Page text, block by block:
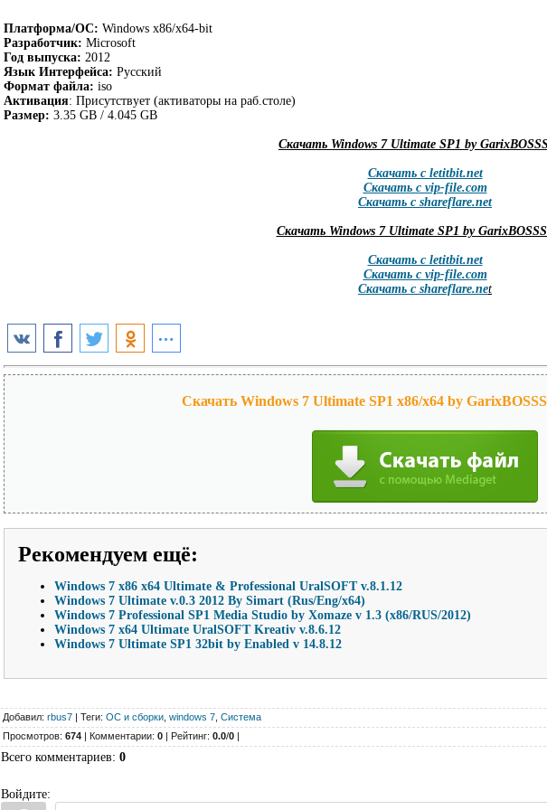
Платформа/ОС: Windows х86/х64-bit
Разработчик: Microsoft
Год выпуска: 2012
Язык Интерфейса: Русский
Формат файла: iso
Активация: Присутствует (активаторы на раб.столе)
Размер: 3.35 GB / 4.045 GB
Скачать Windows 7 Ultimate SP1 by
Скачать с letitbit.net
Скачать с vip-file.com
Скачать с shareflare.net
Скачать Windows 7 Ultimate SP1 by
Скачать с letitbit.net
Скачать с vip-file.com
Скачать с shareflare.net
Скачать Windows 7 Ultimate SP1 x86/x64 by
Рекомендуем ещё:
Windows 7 x86 x64 Ultimate & Professional UralSOFT v.8.1.12
Windows 7 Ultimate v.0.3 2012 By Simart (Rus/Eng/x64)
Windows 7 Professional SP1 Media Studio by Xomaze v 1.3 (х86/RUS/2012)
Windows 7 x64 Ultimate UralSOFT Kreativ v.8.6.12
Windows 7 Ultimate SP1 32bit by Enabled v 14.8.12
Добавил: rbus7 | Теги: ОС и сборки windows 7 Система
Просмотров: 674 | Комментарии: 0 | Рейтинг: 0.0/0 |
Всего комментариев: 0
Войдите: